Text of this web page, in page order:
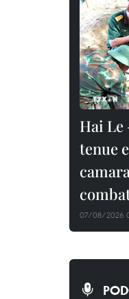
Hai Le
tenue
07/08/2026